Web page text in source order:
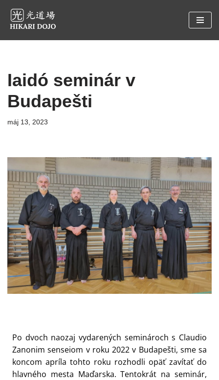
Preskočiť
na
Iaidó seminár v
Budapešti
máj 13, 2023
Po dvoch naozaj vydarených seminároch s Claudio
Zanonim senseiom v roku 2022 v Budapešti, sme sa
koncom apríla tohto roku rozhodli opäť zavítať do
hlavného mesta Maďarska. Tentokrát na seminár,